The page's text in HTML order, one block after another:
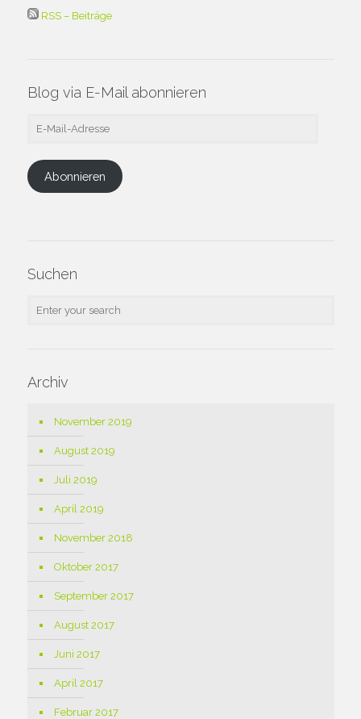
RSS – Beiträge
Blog via E-Mail abonnieren
Mail-
Abonnieren
Suchen
Archiv
November 2019
August 2019
Juli 2019
April 2019
November 2018
Oktober 2017
September 2017
August 2017
Juni 2017
April 2017
Februar 2017